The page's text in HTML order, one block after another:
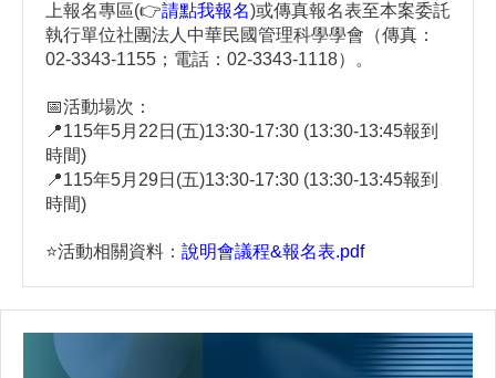
上報名專區(👉請點我報名)或傳真報名表至本案委託
執行單位社團法人中華民國管理科學學會（傳真：
02-3343-1155；電話：02-3343-1118）。
📅活動場次：
📍115年5月22日(五)13:30-17:30 (13:30-13:45報到
時間)
📍115年5月29日(五)13:30-17:30 (13:30-13:45報到
時間)
⭐️活動相關資料： 說明會議程&報名表.pdf